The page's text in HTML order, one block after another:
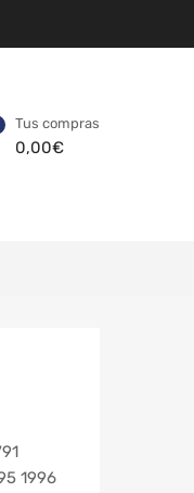
Tus compras
0,00€
1996